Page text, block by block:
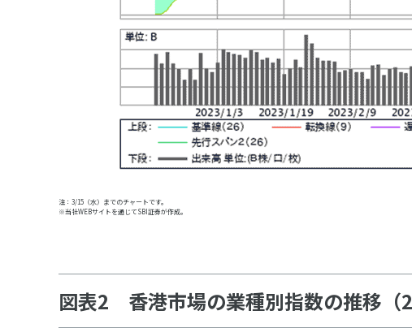
注：3/15（水）までのチャートです。
※当社WEBサイトを通じてSBI証券が作成。
図表2 香港市場の業種別指数の推移（